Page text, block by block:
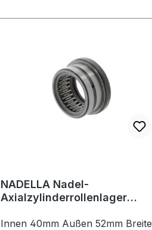
NADELLA Nadel-
Axialzylinderrollenlager
Innen 40mm Außen 52mm Breite